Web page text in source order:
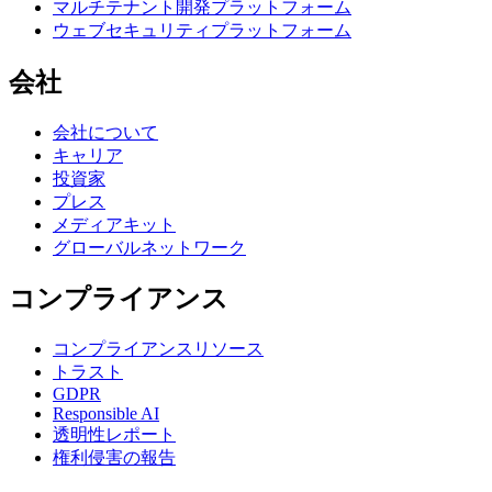
マルチテナント開発プラットフォーム
ウェブセキュリティプラットフォーム
会社
会社について
キャリア
投資家
プレス
メディアキット
グローバルネットワーク
コンプライアンス
コンプライアンスリソース
トラスト
GDPR
Responsible AI
透明性レポート
権利侵害の報告